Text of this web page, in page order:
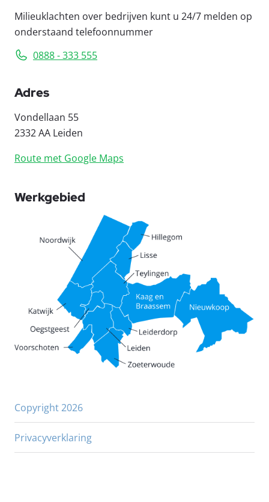
Milieuklachten over bedrijven kunt u 24/7 melden op
onderstaand telefoonnummer
0888 - 333 555
Adres
Vondellaan 55
2332 AA Leiden
Route met Google Maps
Werkgebied
Copyright 2026
Privacyverklaring